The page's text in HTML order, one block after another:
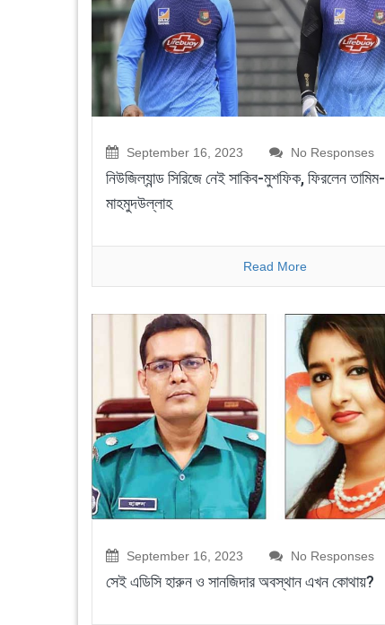
September 16, 2023 No Responses
নিউজিল্যান্ড সিরিজে নেই সাকিব-মুশফিক, ফিরলেন তামিম-
মাহমুদউল্লাহ
Read More
September 16, 2023 No Responses
সেই এডিসি হারুন ও সানজিদার অবস্থান এখন কোথায়?